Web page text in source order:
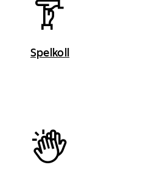
Spelkoll